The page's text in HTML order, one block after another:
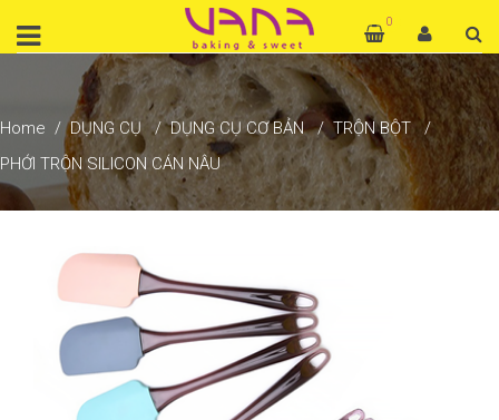
0
Home DỤNG CỤ DỤNG CỤ CƠ BẢN
TRỘN BỘT
PHỚI TRỘN SILICON CÁN NÂU